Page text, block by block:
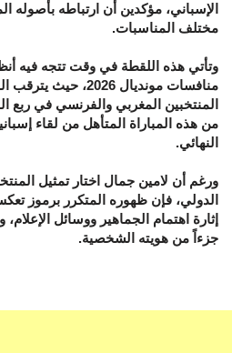
الإسباني، مؤكدين أن ارتباطه بأصوله
مختلف المناسبات.
وتأتي هذه اللقطة في وقت تتجه فيه
منافسات مونديال
المنتخبين المغربي والفرنسي في ربع
من هذه المباراة المتأهل من لقاء
النهائي.
ورغم أن لامين جمال اختار تمثيل
الدولي، فإن ظهوره المتكرر برموز
إثارة اهتمام الجماهير ووسائل
جزءاً من هويته الشخصية.